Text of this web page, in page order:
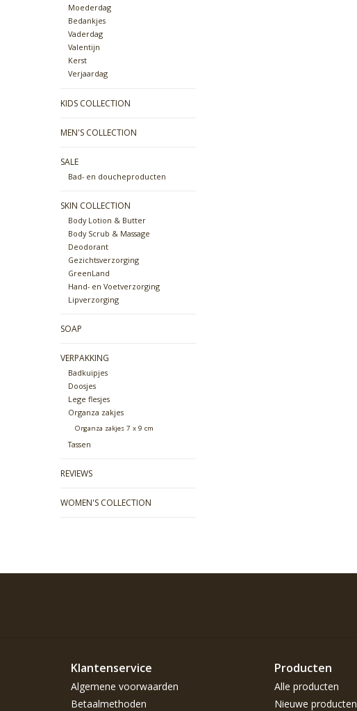
Moederdag
Bedankjes
Vaderdag
Valentijn
Kerst
Verjaardag
KIDS COLLECTION
MEN'S COLLECTION
SALE
Bad- en doucheproducten
SKIN COLLECTION
Body Lotion & Butter
Body Scrub & Massage
Deodorant
Gezichtsverzorging
GreenLand
Hand- en Voetverzorging
Lipverzorging
SOAP
VERPAKKING
Badkuipjes
Doosjes
Lege flesjes
Organza zakjes
Organza zakjes 7 x 9 cm
Tassen
REVIEWS
WOMEN'S COLLECTION
Klantenservice
Algemene voorwaarden
Betaalmethoden
Producten
Alle producten
Nieuwe producten